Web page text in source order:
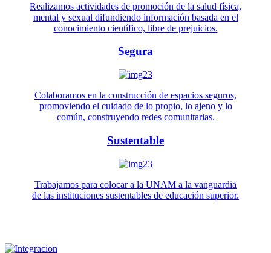
Realizamos actividades de promoción de la salud física,
mental y sexual difundiendo información basada en el
conocimiento científico, libre de prejuicios.
Segura
Colaboramos en la construcción de espacios seguros,
promoviendo el cuidado de lo propio, lo ajeno y lo
común, construyendo redes comunitarias.
Sustentable
Trabajamos para colocar a la UNAM a la vanguardia
de las instituciones sustentables de educación superior.